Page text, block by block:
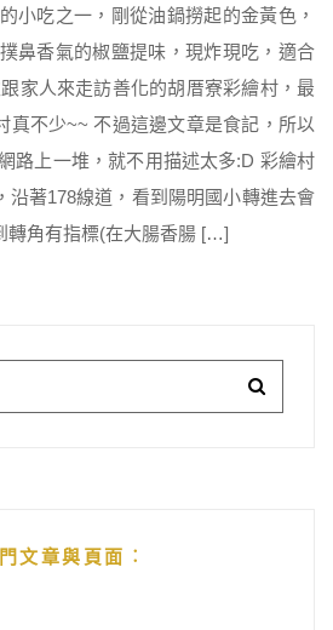
小吃之一，剛從油鍋撈起的金黃色，
鼻香氣的椒鹽提味，現炸現吃，適合
家人來走訪善化的胡厝寮彩繪村，最
真不少~~ 不過這邊文章是食記，所以
路上一堆，就不用描述太多:D 彩繪村
沿著178線道，看到陽明國小轉進去會
轉角有指標(在大腸香腸 […]
文章與頁面︰